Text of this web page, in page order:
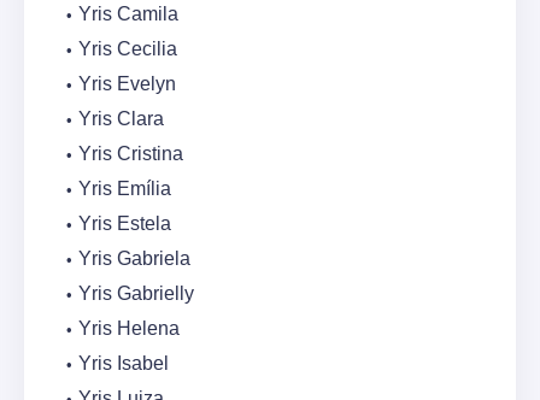
Yris Camila
Yris Cecilia
Yris Evelyn
Yris Clara
Yris Cristina
Yris Emília
Yris Estela
Yris Gabriela
Yris Gabrielly
Yris Helena
Yris Isabel